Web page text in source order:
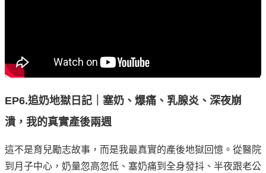
EP6.追奶地獄日記｜塞奶、爆痛、乳腺炎、深夜崩
潰，我的真實產後兩週
這不是育兒勵志故事，而是我最真實的產後地獄回憶。從醫院
到月子中心，奶量忽高忽低、塞奶痛到全身發抖、半夜跟老公